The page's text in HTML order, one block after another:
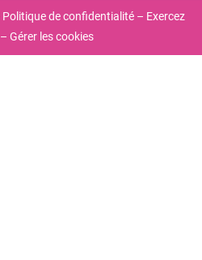
Politique de confidentialité – Exercez
– Gérer les cookies